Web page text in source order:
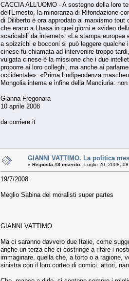
CACCIA ALL'UOMO - A sostegno della loro
dell'Ernesto, la minoranza di Rifondazione
di Diliberto è ora approdato al marxismo
che erano a Lhasa in quei giorni e «video
scaricabili da internet»: «La stampa
a spizzichi e bocconi si può leggere
cinese fu chiamata ad intervenire troppo
vulgata cinese è la missione che i due
proporre ai loro colleghi, ma anche ai
occidentale»: «Prima l'indipendenza
Mongolia interna e infine della Manciuria:
Gianna Fregonara
10 aprile 2008
da corriere.it
GIANNI VATTIMO. La politica
« Risposta #3 inserito:: Luglio 20, 2008,
19/7/2008
Meglio Sabina dei moralisti super partes
GIANNI VATTIMO
Ma ci saranno davvero due Italie, come
anche un terza che ci costringe a rifare i
immaginare, quella che, a torto o a ragione,
sinistra con il loro corteo di comici, attori,